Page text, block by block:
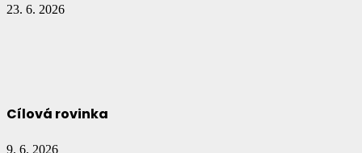
23. 6. 2026
Cílová rovinka
9. 6. 2026